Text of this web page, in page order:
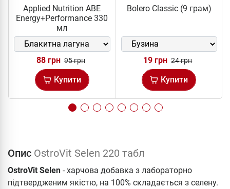
Applied Nutrition ABE
Energy+Performance 330
мл
88 грн 95 грн
Купити
Bolero Classic (9 грам)
19 грн 24 грн
Купити
Опис OstroVit Selen 220 табл
OstroVit Selen - харчова добавка з лабораторно
підтвердженим якістю, на 100% складається з селену.